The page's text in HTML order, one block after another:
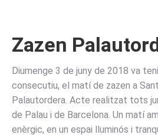
Zazen
Diumenge 3 de juny de 2018 va
consecutiu, el matí de zazen a
Palautordera. Acte realitzat tots
de Palau i de Barcelona. Un matí
enèrgic, en un espai lluminós i